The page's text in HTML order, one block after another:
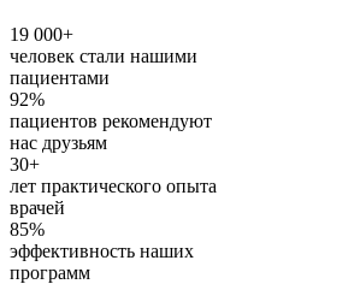
19 000+
человек стали нашими
пациентами
92%
пациентов рекомендуют
нас друзьям
30+
лет практического опыта
врачей
85%
эффективность наших
программ